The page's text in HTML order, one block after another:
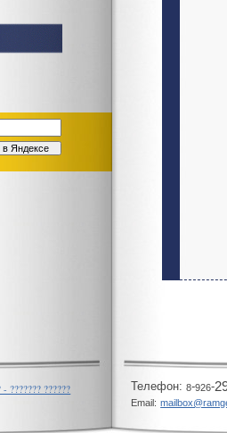
Телeфон: 8-926-
Email: